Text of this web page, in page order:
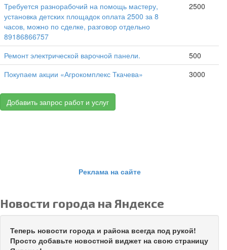
Требуется разнорабочий на помощь мастеру,
установка детских площадок оплата 2500 за 8
часов, можно по сделке, разговор отдельно
89186866757
2500
Ремонт электрической варочной панели.
500
Покупаем акции «Агрокомплекс Ткачева»
3000
Добавить запрос работ и услуг
Реклама на сайте
Новости города на Яндексе
Теперь новости города и района всегда под рукой!
Просто добавьте новостной виджет на свою страницу